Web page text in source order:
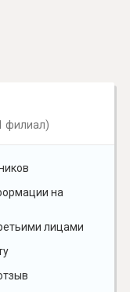
филиал)
на
лицами